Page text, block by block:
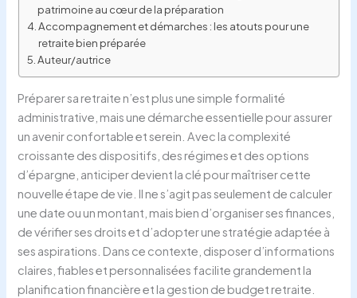
patrimoine au cœur de la préparation
Accompagnement et démarches : les atouts pour une
retraite bien préparée
Auteur/autrice
Préparer sa retraite n’est plus une simple formalité
administrative, mais une démarche essentielle pour assurer
un avenir confortable et serein. Avec la complexité
croissante des dispositifs, des régimes et des options
d’épargne, anticiper devient la clé pour maîtriser cette
nouvelle étape de vie. Il ne s’agit pas seulement de calculer
une date ou un montant, mais bien d’organiser ses finances,
de vérifier ses droits et d’adopter une stratégie adaptée à
ses aspirations. Dans ce contexte, disposer d’informations
claires, fiables et personnalisées facilite grandement la
planification financière et la gestion de budget retraite.